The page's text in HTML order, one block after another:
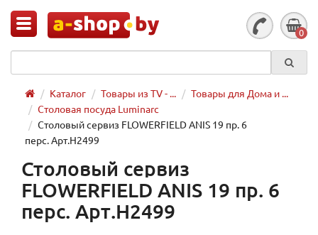
0
Каталог Товары из TV - ...
Товары для Дома и ...
Столовая посуда Luminarc
Столовый сервиз FLOWERFIELD ANIS 19 пр. 6
перс. Арт.H2499
Столовый сервиз
FLOWERFIELD ANIS 19 пр. 6
перс. Арт.H2499